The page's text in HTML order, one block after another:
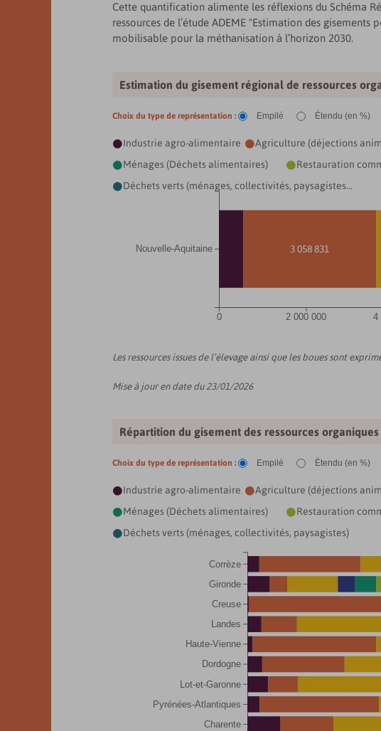
Cette quantification alimente les réflexions du Schéma
ressources de l’étude ADEME "Estimation des
mobilisable pour la méthanisation à l’horizon 2030.
Estimation du gisement régional de ressources
Choix du type de représentation : Empilé Étendu (en %)
Industrie agro-alimentaire Agriculture (déjections
Ménages (Déchets alimentaires) Restauration
Déchets verts (ménages, collectivités, paysagistes...
0 2 000 000 4
Nouvelle-Aquitaine 3 058 831
Les ressources issues de l’élevage ainsi que les boues sont
Mise à jour en date du 23/01/2026
Répartition du gisement des ressources
Choix du type de représentation : Empilé Étendu (en %)
Industrie agro-alimentaire Agriculture (déjections
Ménages (Déchets alimentaires) Restauration
Déchets verts (ménages, collectivités, paysagistes)
Charente
Pyrénées-Atlantiques
Lot-et-Garonne
Dordogne
Haute-Vienne
Landes
Creuse
Gironde
Corrèze